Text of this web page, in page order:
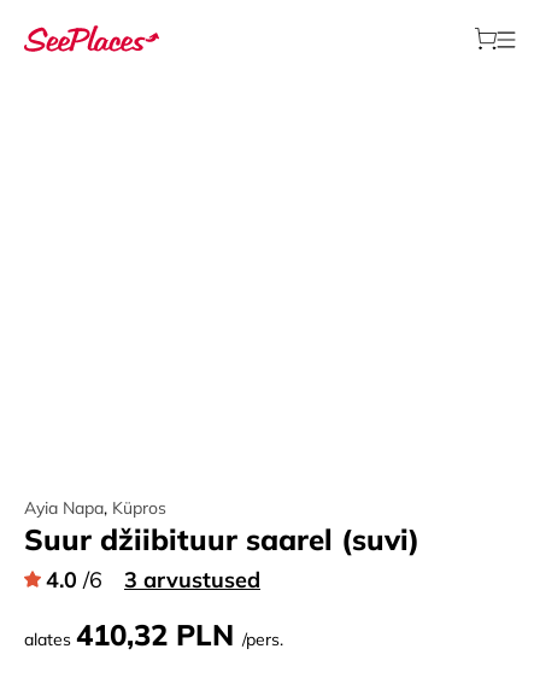
Ayia Napa, Küpros
Suur džiibituur saarel (suvi)
4.0 /6 3 arvustused
alates 410,32 PLN /pers.